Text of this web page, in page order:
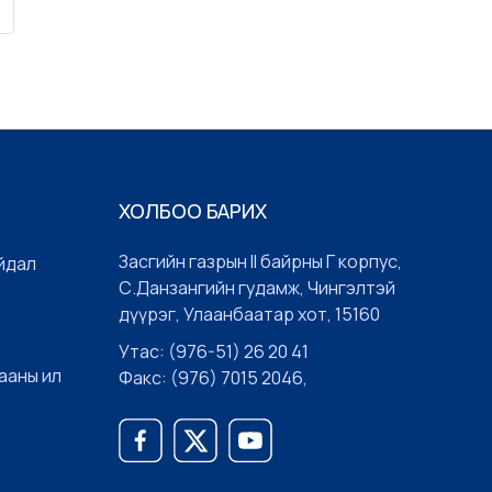
ил
ХОЛБОО БАРИХ
Засгийн газрын II байрны Г корпус,
С.Данзангийн гудамж, Чингэлтэй
дүүрэг, Улаанбаатар хот, 15160
Утас: (976-51) 26 20 41
Факс: (976) 7015 2046,